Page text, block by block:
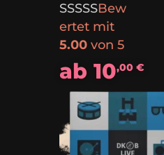
Bew
ertet mit
5.00 von 5
ab10,00€